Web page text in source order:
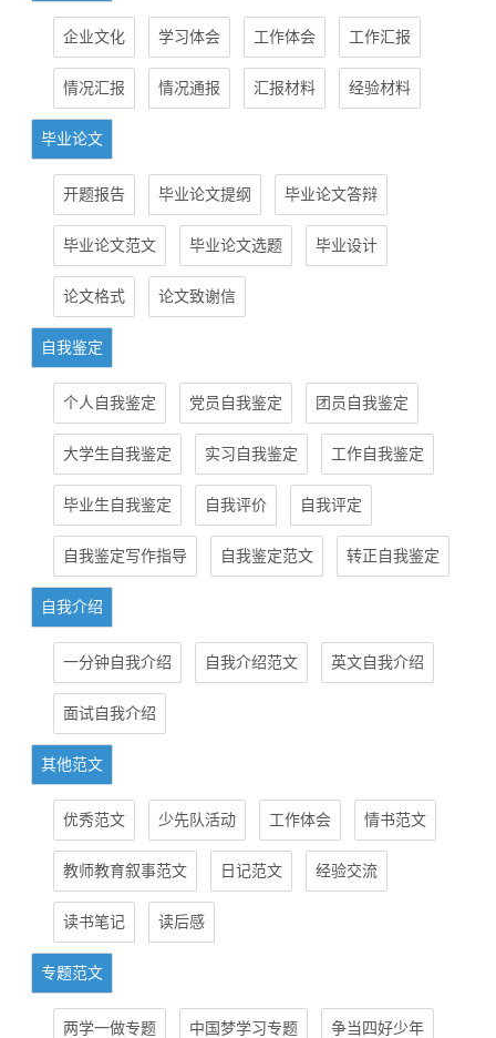
企业文化 学习体会 工作体会 工作汇报
情况汇报 情况通报 汇报材料 经验材料
毕业论文
开题报告 毕业论文提纲 毕业论文答辩
毕业论文范文 毕业论文选题 毕业设计
论文格式 论文致谢信
自我鉴定
个人自我鉴定 党员自我鉴定 团员自我鉴定
大学生自我鉴定 实习自我鉴定 工作自我鉴定
毕业生自我鉴定 自我评价 自我评定
自我鉴定写作指导 自我鉴定范文 转正自我鉴定
自我介绍
一分钟自我介绍 自我介绍范文 英文自我介绍
面试自我介绍
其他范文
优秀范文 少先队活动 工作体会 情书范文
教师教育叙事范文 日记范文 经验交流
读书笔记 读后感
专题范文
两学一做专题 中国梦学习专题 争当四好少年